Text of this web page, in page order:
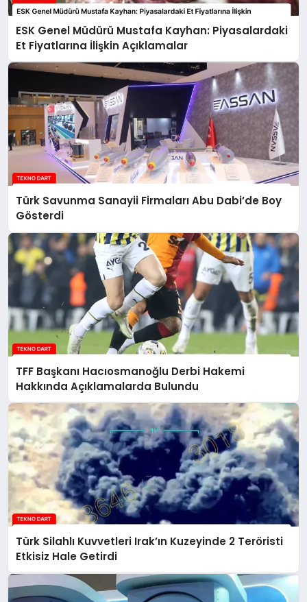
ESK Genel Müdürü Mustafa Kayhan: Piyasalardaki
Et Fiyatlarına İlişkin Açıklamalar
Türk Savunma Sanayii Firmaları Abu Dabi’de Boy
Gösterdi
TFF Başkanı Hacıosmanoğlu Derbi Hakemi
Hakkında Açıklamalarda Bulundu
Türk Silahlı Kuvvetleri Irak’ın Kuzeyinde 2 Teröristi
Etkisiz Hale Getirdi